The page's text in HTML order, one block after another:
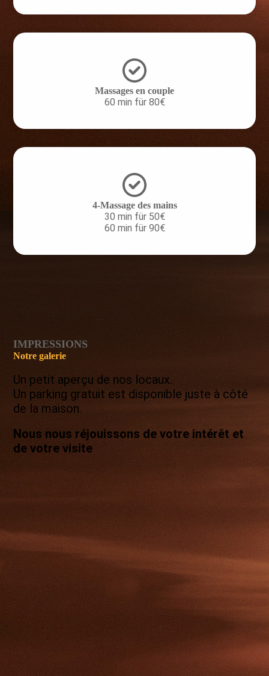
Massages en couple
60 min für 80€
4-Massage des mains
30 min für 50€
60 min für 90€
IMPRESSIONS
Notre galerie
Un petit aperçu de nos locaux.
Un parking gratuit est disponible juste à côté
de la maison.
Nous nous réjouissons de votre intérêt et
de votre visite